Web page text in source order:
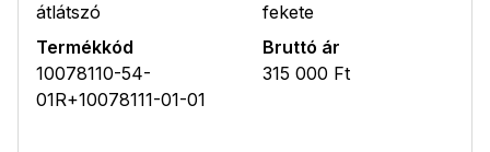
átlátszó
fekete
Termékkód
10078110-54-
01R+10078111-01-01
Bruttó ár
315 000 Ft